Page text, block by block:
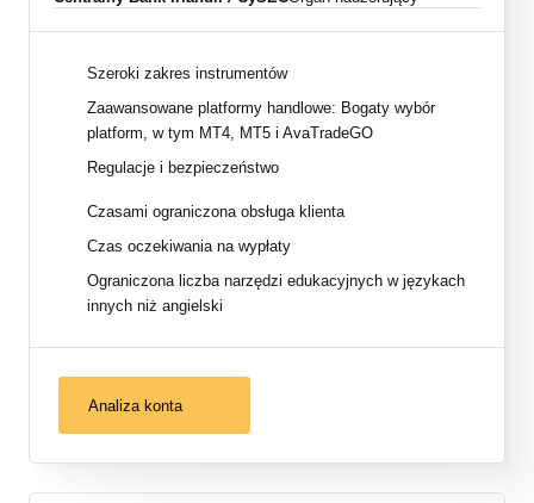
Szeroki zakres instrumentów
Zaawansowane platformy handlowe: Bogaty wybór
platform, w tym MT4, MT5 i AvaTradeGO
Regulacje i bezpieczeństwo
Czasami ograniczona obsługa klienta
Czas oczekiwania na wypłaty
Ograniczona liczba narzędzi edukacyjnych w językach
innych niż angielski
Analiza konta